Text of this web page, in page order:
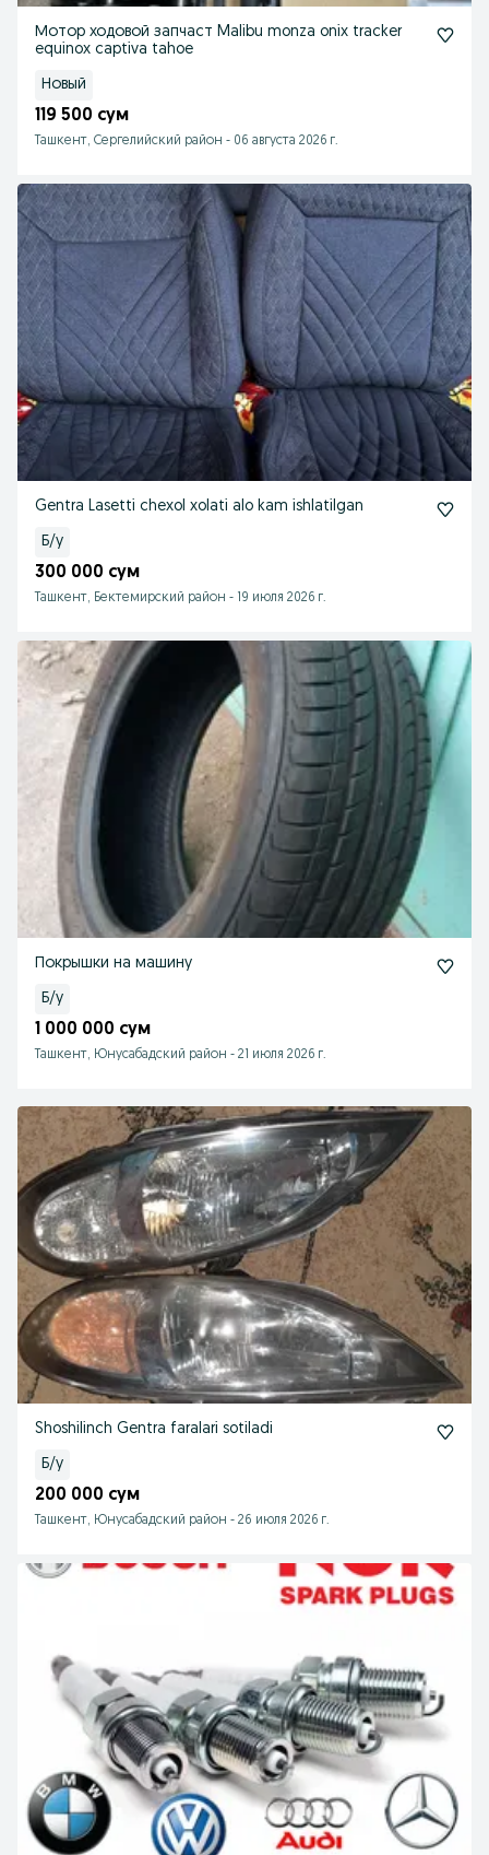
Мотор ходовой запчаст Malibu monza onix tracker
equinox captiva tahoe
Новый
119 500 сум
Ташкент, Сергелийский район - 06 августа 2026 г.
Gentra Lasetti chexol xolati alo kam ishlatilgan
Б/у
300 000 сум
Ташкент, Бектемирский район - 19 июля 2026 г.
Покрышки на машину
Б/у
1 000 000 сум
Ташкент, Юнусабадский район - 21 июля 2026 г.
Shoshilinch Gentra faralari sotiladi
Б/у
200 000 сум
Ташкент, Юнусабадский район - 26 июля 2026 г.